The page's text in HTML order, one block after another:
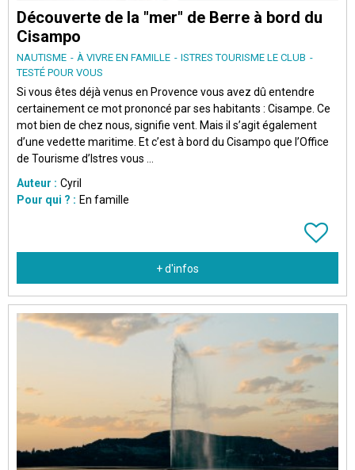
Découverte de la "mer" de Berre à bord du
Cisampo
NAUTISME À VIVRE EN FAMILLE
ISTRES TOURISME LE CLUB
TESTÉ POUR VOUS
Si vous êtes déjà venus en Provence vous avez dû entendre
certainement ce mot prononcé par ses habitants : Cisampe. Ce
mot bien de chez nous, signifie vent. Mais il s’agit également
d’une vedette maritime. Et c’est à bord du Cisampo que l’Office
de Tourisme d’Istres vous ...
Auteur : Cyril
Pour qui ? : En famille
+ d'infos